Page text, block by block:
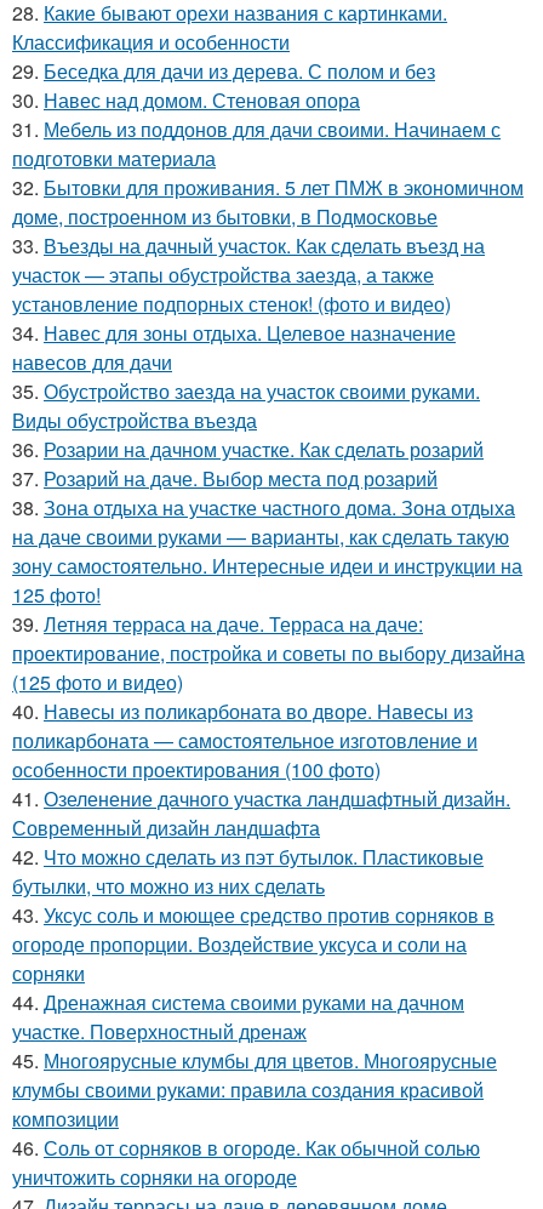
28. Какие бывают орехи названия с картинками.
Классификация и особенности
29. Беседка для дачи из дерева. С полом и без
30. Навес над домом. Стеновая опора
31. Мебель из поддонов для дачи своими. Начинаем с
подготовки материала
32. Бытовки для проживания. 5 лет ПМЖ в экономичном
доме, построенном из бытовки, в Подмосковье
33. Въезды на дачный участок. Как сделать въезд на
участок — этапы обустройства заезда, а также
установление подпорных стенок! (фото и видео)
34. Навес для зоны отдыха. Целевое назначение
навесов для дачи
35. Обустройство заезда на участок своими руками.
Виды обустройства въезда
36. Розарии на дачном участке. Как сделать розарий
37. Розарий на даче. Выбор места под розарий
38. Зона отдыха на участке частного дома. Зона отдыха
на даче своими руками — варианты, как сделать такую
зону самостоятельно. Интересные идеи и инструкции на
125 фото!
39. Летняя терраса на даче. Терраса на даче:
проектирование, постройка и советы по выбору дизайна
(125 фото и видео)
40. Навесы из поликарбоната во дворе. Навесы из
поликарбоната — самостоятельное изготовление и
особенности проектирования (100 фото)
41. Озеленение дачного участка ландшафтный дизайн.
Современный дизайн ландшафта
42. Что можно сделать из пэт бутылок. Пластиковые
бутылки, что можно из них сделать
43. Уксус соль и моющее средство против сорняков в
огороде пропорции. Воздействие уксуса и соли на
сорняки
44. Дренажная система своими руками на дачном
участке. Поверхностный дренаж
45. Многоярусные клумбы для цветов. Многоярусные
клумбы своими руками: правила создания красивой
композиции
46. Соль от сорняков в огороде. Как обычной солью
уничтожить сорняки на огороде